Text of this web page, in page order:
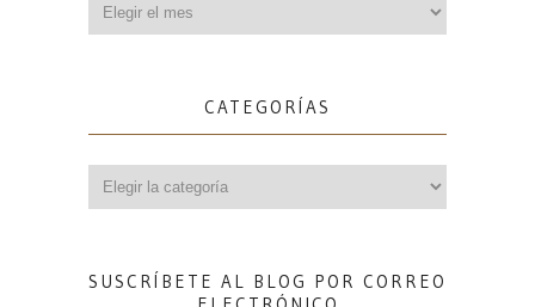
CATEGORÍAS
SUSCRÍBETE AL BLOG POR CORREO